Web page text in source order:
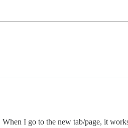
I go to the new tab/page, it